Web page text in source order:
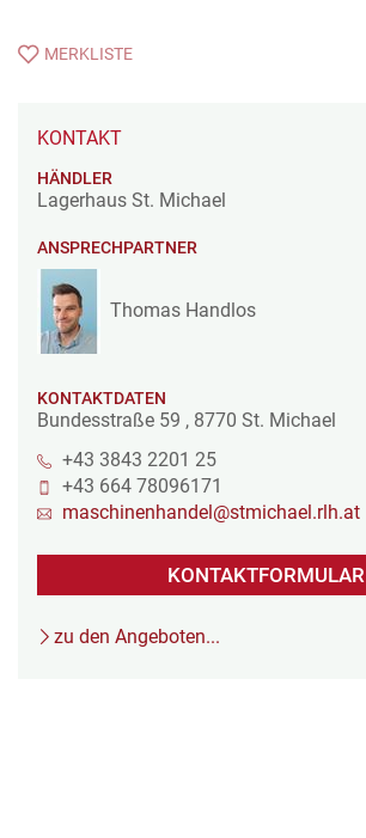
MERKLISTE
KONTAKT
HÄNDLER
Lagerhaus St. Michael
ANSPRECHPARTNER
Thomas Handlos
KONTAKTDATEN
Bundesstraße 59 , 8770 St. Michael
+43 3843 2201 25
+43 664 78096171
maschinenhandel@stmichael.rlh.at
KONTAKTFORMULAR
zu den Angeboten...